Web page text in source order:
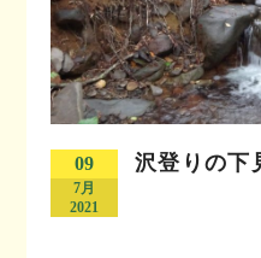
09
7月
2021
沢登りの下